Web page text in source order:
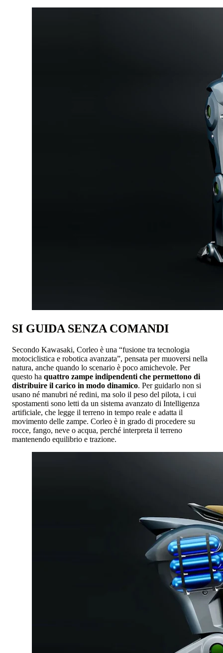
SI GUIDA SENZA COMANDI
Secondo Kawasaki, Corleo è una “fusione tra tecnologia
motociclistica e robotica avanzata”, pensata per muoversi nella
natura, anche quando lo scenario è poco amichevole. Per
questo ha quattro zampe indipendenti che permettono di
distribuire il carico in modo dinamico. Per guidarlo non si
usano né manubri né redini, ma solo il peso del pilota, i cui
spostamenti sono letti da un sistema avanzato di Intelligenza
artificiale, che legge il terreno in tempo reale e adatta il
movimento delle zampe. Corleo è in grado di procedere su
rocce, fango, neve o acqua, perché interpreta il terreno
mantenendo equilibrio e trazione.